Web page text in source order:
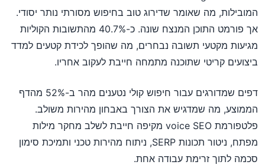
המובילות, מה שאומר שדירוג טוב בחיפוש מסורתי נותר יסודי.
אך פורמט התוכן המנצח שונה. כ-40.7% מהתשובות הקוליות
מגיעות מקטעי תשובה נבחרים, מה שהופך לכידת קטעים למדד
ביצועים קריטי שתוכנה מתמחה חייבת לעקוב אחריו.
דפים שמדורגים עבור חיפוש קולי נטענים מהר ב-52% מהדף
הממוצע, מה שמדגיש את הצורך באבחון מהירות משולב.
פלטפורמת voice SEO מקיפה חייבת לשלב מחקר מילות
מפתח, ניטור תכונות SERP, ניתוח מהירות טכני ותמיכת סימון
סכמה לתוך זרימת עבודה אחת.